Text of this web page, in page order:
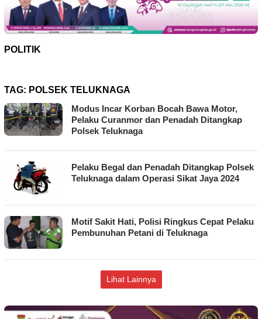
POLITIK
TAG: POLSEK TELUKNAGA
Modus Incar Korban Bocah Bawa Motor,
Pelaku Curanmor dan Penadah Ditangkap
Polsek Teluknaga
Pelaku Begal dan Penadah Ditangkap Polsek
Teluknaga dalam Operasi Sikat Jaya 2024
Motif Sakit Hati, Polisi Ringkus Cepat Pelaku
Pembunuhan Petani di Teluknaga
Lihat Lainnya